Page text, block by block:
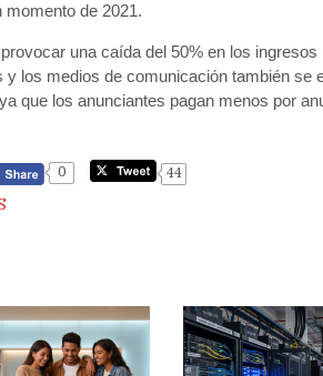
de 2021.
una caída del 50% en los ingresos
los medios de comunicación también se
que los anunciantes pagan menos por
0 44